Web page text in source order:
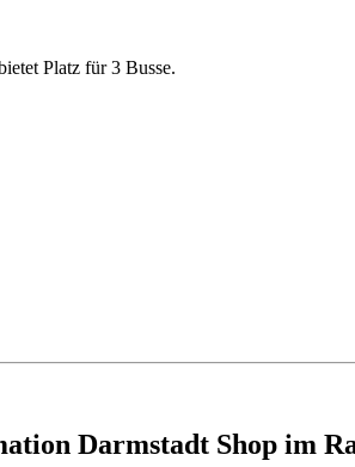
Platz für 3 Busse.
Darmstadt Shop im